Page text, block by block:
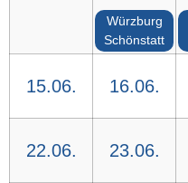
Würzburg
Schönstatt
15.06. 16.06.
22.06. 23.06.